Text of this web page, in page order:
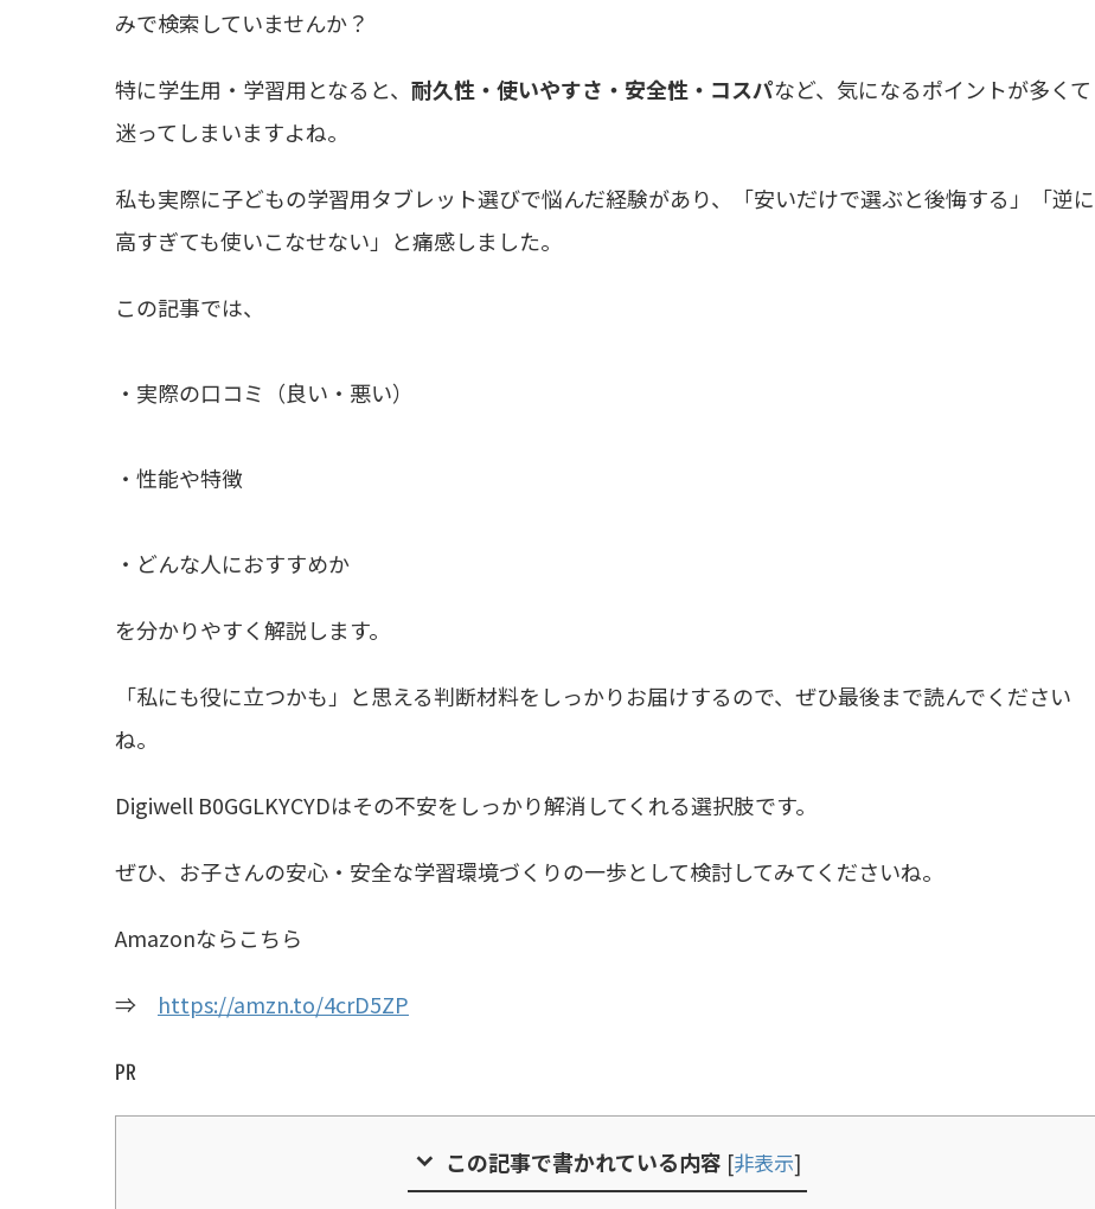
みで検索していませんか？
特に学生用・学習用となると、 耐久性・使いやすさ・安全性・コスパなど、気になるポイントが多くて
迷ってしまいますよね。
私も実際に子どもの学習用タブレット選びで悩んだ経験があり、「安いだけで選ぶと後悔する」「逆に
高すぎても使いこなせない」と痛感しました。
この記事では、
・実際の口コミ（良い・悪い）
・性能や特徴
・どんな人におすすめか
を分かりやすく解説します。
「私にも役に立つかも」と思える判断材料をしっかりお届けするので、ぜひ最後まで読んでください
ね。
Digiwell B0GGLKYCYDはその不安をしっかり解消してくれる選択肢です。
ぜひ、お子さんの安心・安全な学習環境づくりの一歩として検討してみてくださいね。
Amazonならこちら
⇒ https://amzn.to/4crD5ZP
㏚
この記事で書かれている内容 [非表示]